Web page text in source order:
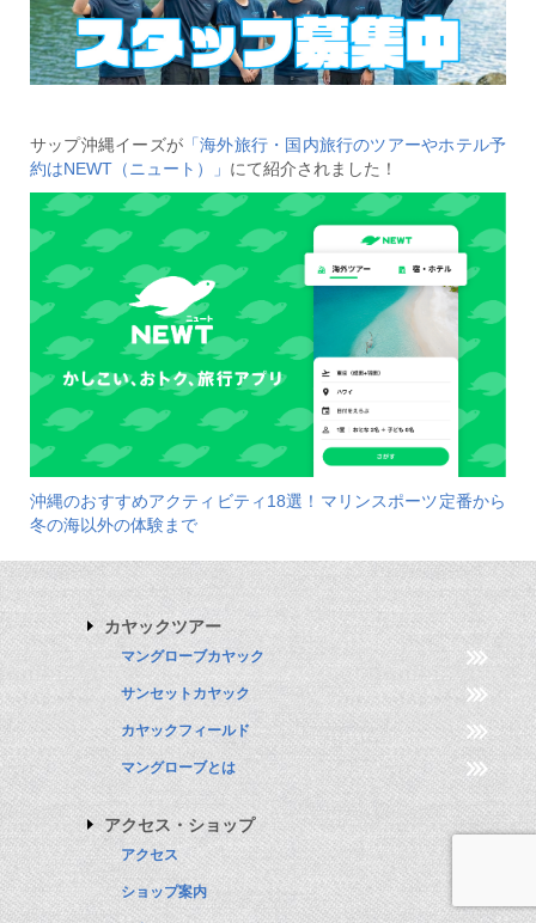
サップ沖縄イーズが 「海外旅行・国内旅行のツアーやホテル予
約はNEWT（ニュート）」 にて紹介されました！
沖縄のおすすめアクティビティ18選！マリンスポーツ定番から
冬の海以外の体験まで
カヤックツアー
マングローブカヤック
サンセットカヤック
カヤックフィールド
マングローブとは
アクセス・ショップ
アクセス
ショップ案内